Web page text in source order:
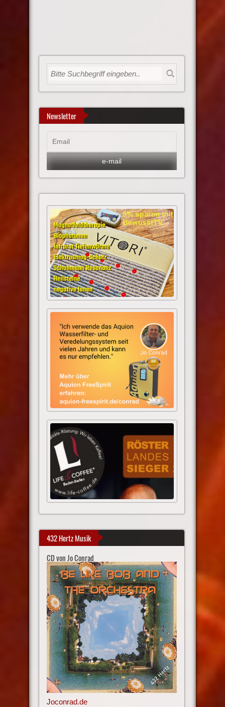
Newsletter
432 Hertz Musik
CD von Jo Conrad
Joconrad.de